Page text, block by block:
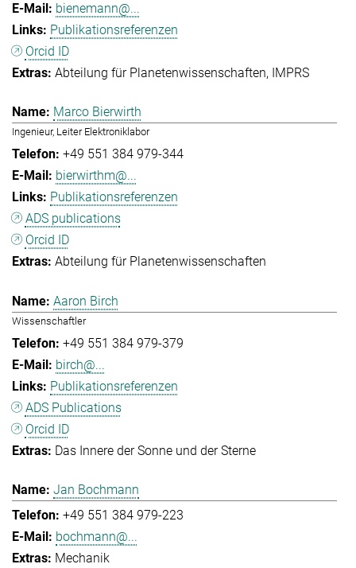
bienemann@...
Publikationsreferenzen
Orcid ID
Abteilung für Planetenwissenschaften IMPRS
Marco Bierwirth
Ingenieur, Leiter Elektroniklabor
+49 551 384 979-344
bierwirthm@...
Publikationsreferenzen
ADS publications
Orcid ID
Abteilung für Planetenwissenschaften
Aaron Birch
Wissenschaftler
+49 551 384 979-379
birch@...
Publikationsreferenzen
ADS Publications
Orcid ID
Das Innere der Sonne und der Sterne
Jan Bochmann
+49 551 384 979-223
bochmann@...
Mechanik